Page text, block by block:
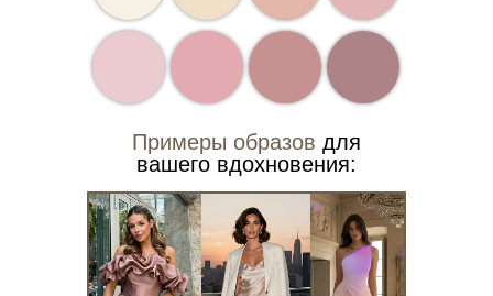
Примеры образов для
вашего вдохновения: